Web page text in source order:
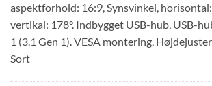
aspektforhold: 16:9, Synsvinkel, horisontal:
vertikal: 178°. Indbygget USB-hub, USB-
1 (3.1 Gen 1). VESA montering,
Sort